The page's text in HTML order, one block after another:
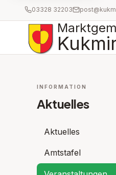
03328 32203
INFORMATION
Aktuelles
Aktuelles
Amtstafel